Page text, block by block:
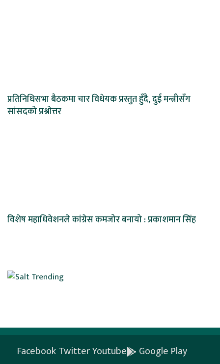
प्रतिनिधिसभा बैठकमा चार विधेयक प्रस्तुत हुँदै, दुई मन्त्रीसँग
सांसदको प्रश्नोत्तर
विशेष महाधिवेशनले कांग्रेस कमजोर बनायो : प्रकाशमान सिंह
FacebookTwitterYoutube Google Play